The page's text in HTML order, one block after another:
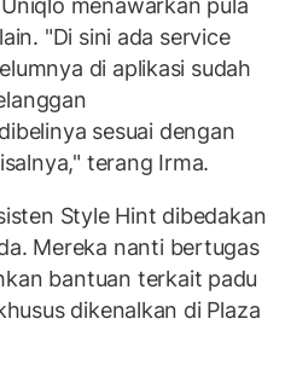
menawarkan pula
"Di sini ada service
di aplikasi sudah
sesuai dengan
terang Irma.
Style Hint dibedakan
Mereka nanti bertugas
bantuan terkait padu
dikenalkan di Plaza